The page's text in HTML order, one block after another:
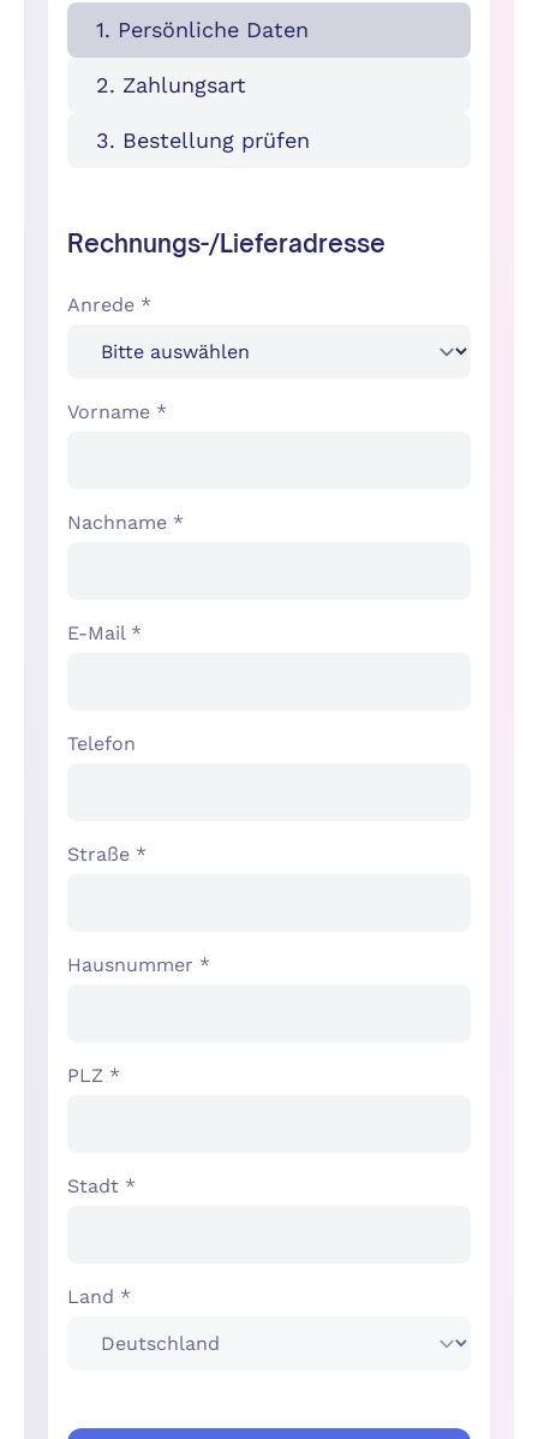
1. Persönliche Daten
2. Zahlungsart
3. Bestellung prüfen
Rechnungs-/Lieferadresse
Anrede *
Vorname *
Nachname *
E-Mail *
Telefon
Straße *
Hausnummer *
PLZ *
Stadt *
Land *